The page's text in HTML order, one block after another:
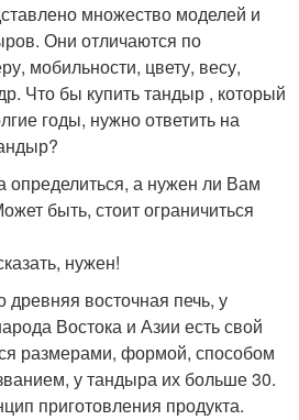
множество моделей и
Они отличаются по
мобильности, цвету, весу,
Что бы купить тандыр , который
годы, нужно ответить на
определиться, а нужен ли Вам
быть, стоит ограничиться
нужен!
древняя восточная печь, у
Востока и Азии есть свой
размерами, формой, способом
у тандыра их больше 30.
приготовления продукта.